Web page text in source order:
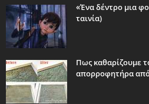
«Ένα δέντρο μια
ταινία)
Πως καθαρίζουμε
απορροφητήρα